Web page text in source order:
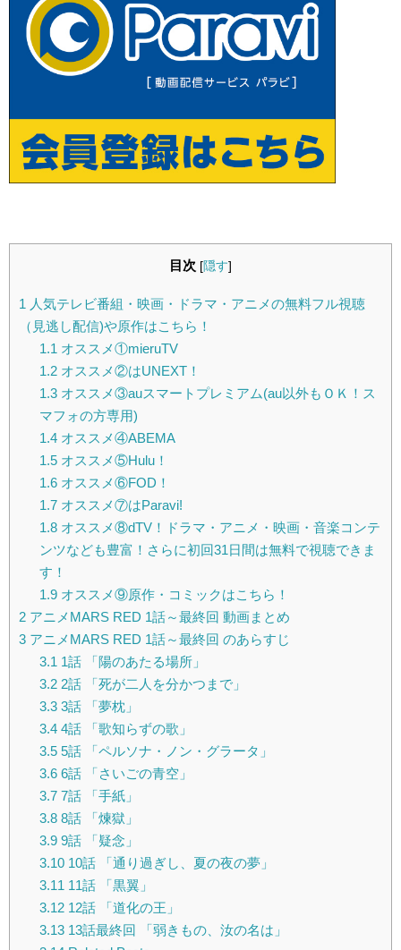
目次 [隠す]
1 人気テレビ番組・映画・ドラマ・アニメの無料フル視聴
（見逃し配信)や原作はこちら！
1.1 オススメ①mieruTV
1.2オススメ②はUNEXT！
1.3オススメ③auスマートプレミアム(au以外もＯＫ！ス
マフォの方専用)
1.4オススメ④ABEMA
1.5オススメ⑤Hulu！
1.6オススメ⑥FOD！
1.7オススメ⑦はParavi!
1.8オススメ⑧dTV！ドラマ・アニメ・映画・音楽コンテ
ンツなども豊富！さらに初回31日間は無料で視聴できま
す！
1.9オススメ⑨原作・コミックはこちら！
2 アニメMARS RED 1話～最終回 動画まとめ
3 アニメMARS RED 1話～最終回 のあらすじ
3.1 1話 「陽のあたる場所」
3.22話 「死が二人を分かつまで」
3.33話 「夢枕」
3.44話 「歌知らずの歌」
3.55話 「ペルソナ・ノン・グラータ」
3.66話 「さいごの青空」
3.77話 「手紙」
3.88話 「煉獄」
3.99話 「疑念」
3.1010話 「通り過ぎし、夏の夜の夢」
3.11 11話 「黒翼」
3.1212話 「道化の王」
3.1313話最終回 「弱きもの、汝の名は」